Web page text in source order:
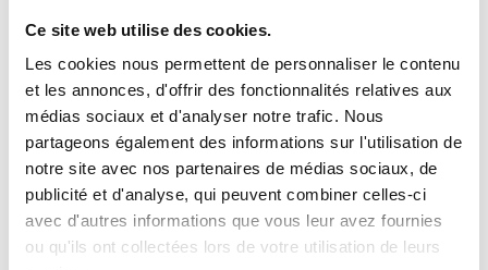
Ce site web utilise des cookies.
Les cookies nous permettent de personnaliser le contenu
et les annonces, d'offrir des fonctionnalités relatives aux
médias sociaux et d'analyser notre trafic. Nous
partageons également des informations sur l'utilisation de
notre site avec nos partenaires de médias sociaux, de
publicité et d'analyse, qui peuvent combiner celles-ci
avec d'autres informations que vous leur avez fournies
ou qu'ils ont collectées lors de votre utilisation de leurs